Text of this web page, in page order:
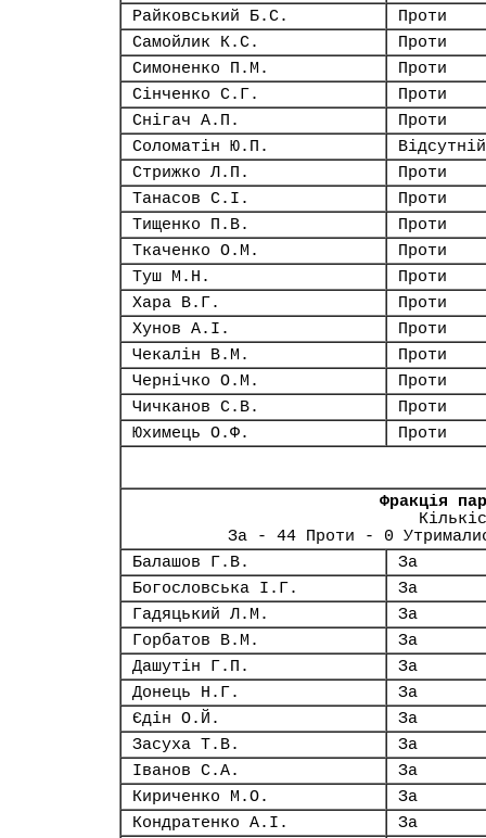
Райковський Б.С.
Проти
Самойлик К.С.
Проти
Симоненко П.М.
Проти
Сінченко С.Г.
Проти
Снігач А.П.
Проти
Соломатін Ю.П.
Відсутній
Стрижко Л.П.
Проти
Танасов С.І.
Проти
Тищенко П.В.
Проти
Ткаченко О.М.
Проти
Туш М.Н.
Проти
Хара В.Г.
Проти
Хунов А.І.
Проти
Чекалін В.М.
Проти
Чернічко О.М.
Проти
Чичканов С.В.
Проти
Юхимець О.Ф.
Проти
Фракція
За - 44 Проти - 0
Балашов Г.В.
За
Богословська І.Г.
За
Гадяцький Л.М.
За
Горбатов В.М.
За
Дашутін Г.П.
За
Донець Н.Г.
За
Єдін О.Й.
За
Засуха Т.В.
За
Іванов С.А.
За
Кириченко М.О.
За
Кондратенко А.І.
За